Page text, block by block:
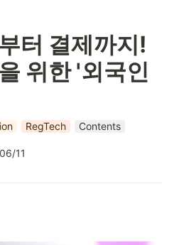
터 결제까지!
위한 '외국인
RegTech Contents
11